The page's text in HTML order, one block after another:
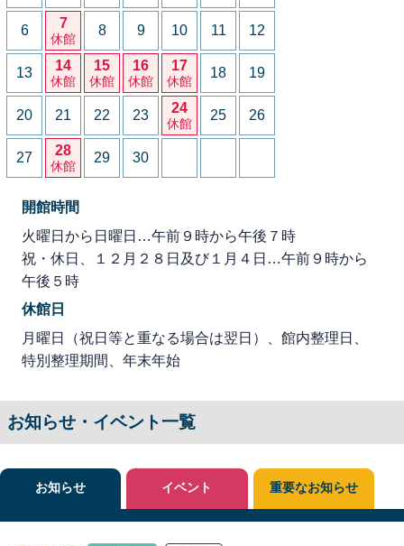
6 7
休館
8 9 10 11 12
13 14
休館
15
休館
16
休館
17
休館
18 19
20 21 22 23 24
休館
25 26
27 28
休館
29 30
開館時間
火曜日から日曜日…午前９時から午後７時
祝・休日、１２月２８日及び１月４日…午前９時から
午後５時
休館日
月曜日（祝日等と重なる場合は翌日）、館内整理日、
特別整理期間、年末年始
お知らせ・イベント一覧
お知らせ イベント 重要なお知らせ